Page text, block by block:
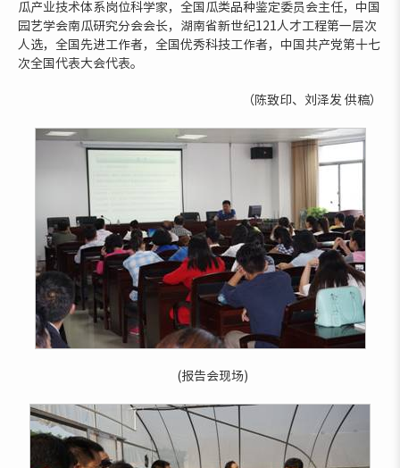
瓜产业技术体系岗位科学家，全国瓜类品种鉴定委员会主任，中国
园艺学会南瓜研究分会会长，湖南省新世纪121人才工程第一层次
人选，全国先进工作者，全国优秀科技工作者，中国共产党第十七
次全国代表大会代表。
（陈致印、刘泽发 供稿）
(报告会现场)